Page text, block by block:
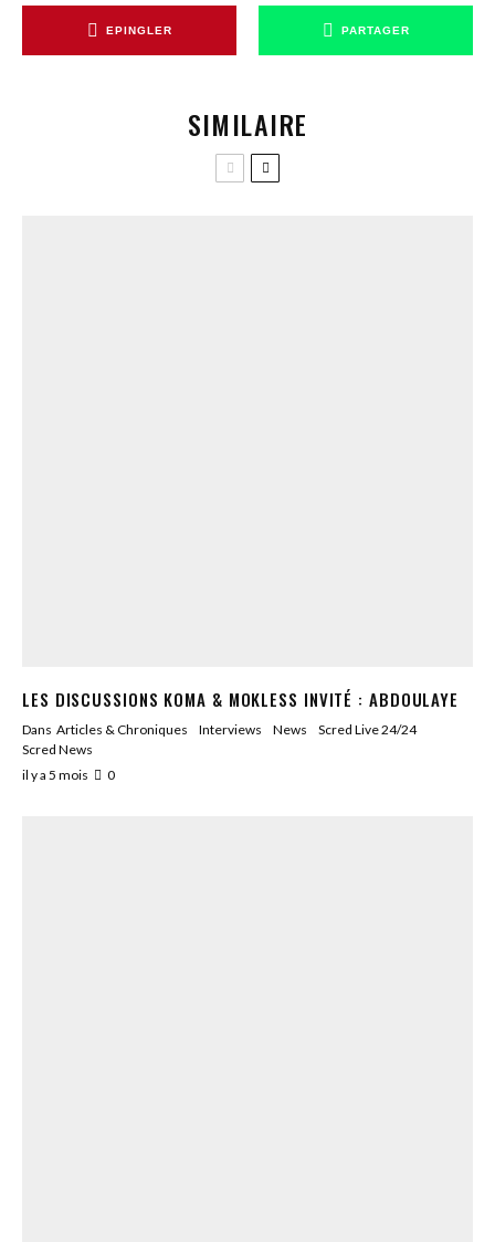
EPINGLER PARTAGER
SIMILAIRE
LES DISCUSSIONS KOMA & MOKLESS INVITÉ : ABDOULAYE
Dans Articles & Chroniques Interviews News
Scred Live 24/24
Scred News
il y a 5 mois
0